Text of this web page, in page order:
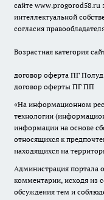
сайте www.progorod58.ru
интеллектуальной
согласия
Возрастная категория
договор оферта ПГ Полуд
договор оферты ПГ ПП
«На информационном
технологии
информации на основе
относящихся к
находящихся на
Администрация портала
комментарии, исходя из
обсуждения тем и